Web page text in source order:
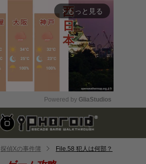
arrow_forward_ios もっと見る
Mute
Powered by GliaStudios
探偵Xの事件簿 File.58 犯人は何部？